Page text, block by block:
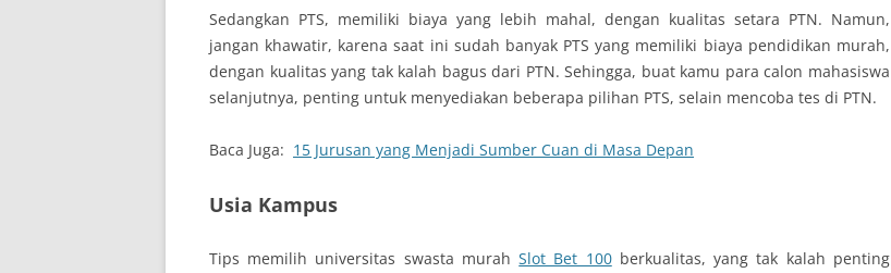
Sedangkan PTS, memiliki biaya yang lebih mahal, dengan kualitas setara PTN. Namun,
jangan khawatir, karena saat ini sudah banyak PTS yang memiliki biaya pendidikan murah,
dengan kualitas yang tak kalah bagus dari PTN. Sehingga, buat kamu para calon mahasiswa
selanjutnya, penting untuk menyediakan beberapa pilihan PTS, selain mencoba tes di PTN.
Baca Juga: 15 Jurusan yang Menjadi Sumber Cuan di Masa Depan
Usia Kampus
Tips memilih universitas swasta murahSlot Bet 100berkualitas, yang tak kalah penting